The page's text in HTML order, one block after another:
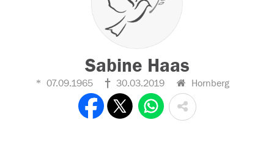
Sabine Haas
07.09.1965 30.03.2019 Hornberg